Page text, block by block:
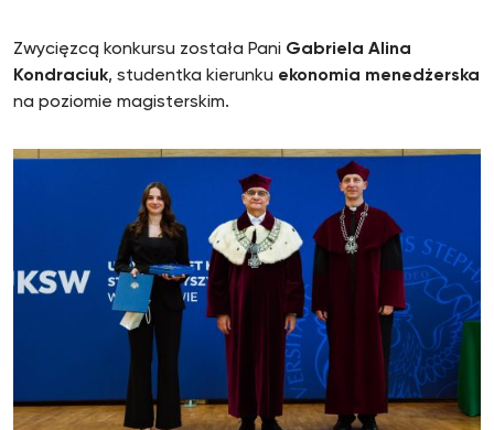
Zwycięzcą konkursu została Pani Gabriela Alina
Kondraciuk, studentka kierunku ekonomia menedżerska
na poziomie magisterskim.